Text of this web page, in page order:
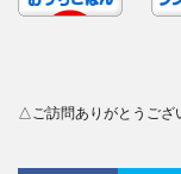
△ご訪問ありがとうござ